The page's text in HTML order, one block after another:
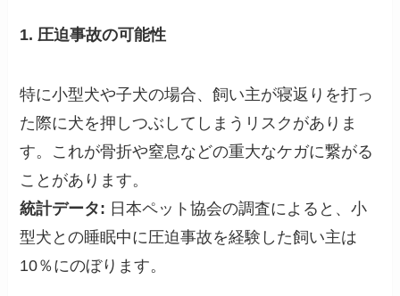
1. 圧迫事故の可能性
特に小型犬や子犬の場合、飼い主が寝返りを打っ
た際に犬を押しつぶしてしまうリスクがありま
す。これが骨折や窒息などの重大なケガに繋がる
ことがあります。
統計データ: 日本ペット協会の調査によると、小
型犬との睡眠中に圧迫事故を経験した飼い主は
10％にのぼります。